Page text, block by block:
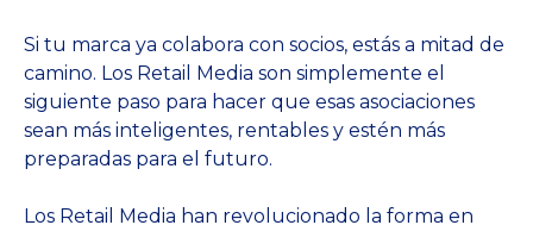
Si tu marca ya colabora con socios, estás a mitad de
camino. Los Retail Media son simplemente el
siguiente paso para hacer que esas asociaciones
sean más inteligentes, rentables y estén más
preparadas para el futuro.
Los Retail Media han revolucionado la forma en